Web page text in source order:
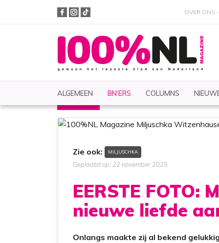
OVER ONS
ALGEMEEN BN’ERS COLUMNS
Zoeken
Zie ook: MILJUSCHKA
Geplaatst op: 22 november 2025
EERSTE
nieuwe liefde
Onlangs maakte zij al bekend